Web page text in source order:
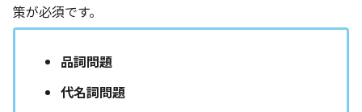
策が必須です。
品詞問題
代名詞問題